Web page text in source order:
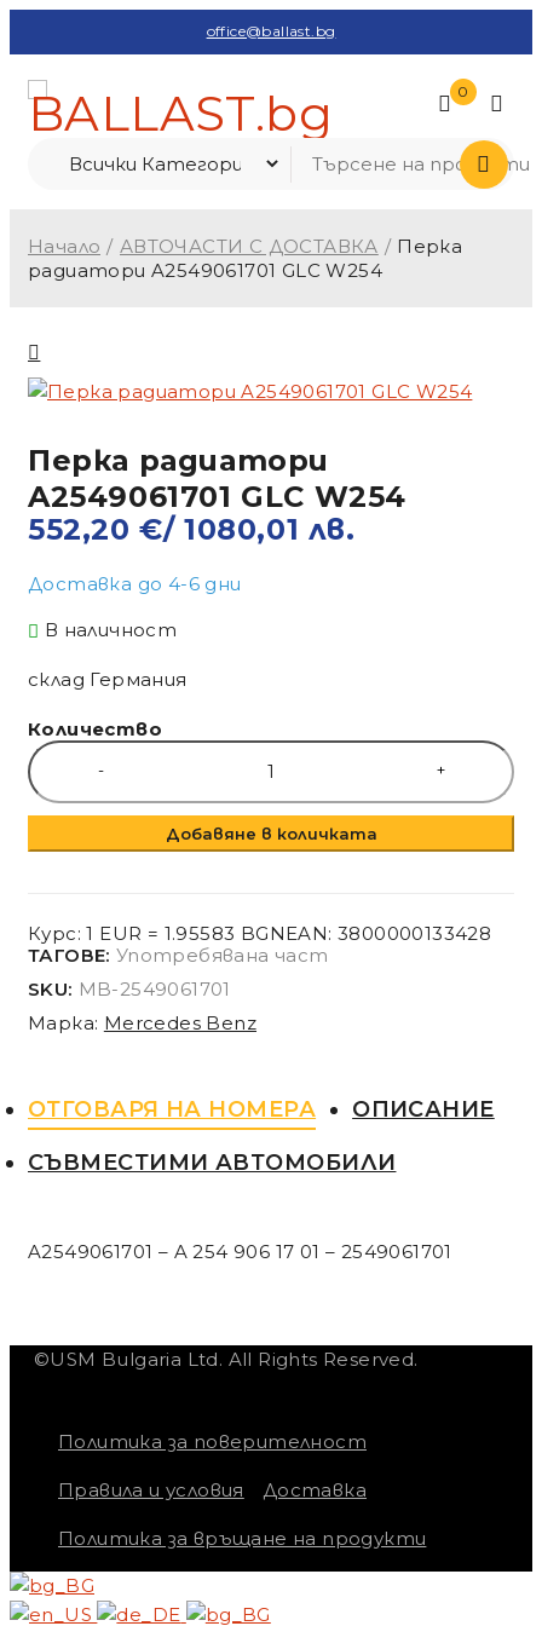
office@ballast.bg
0
Начало / АВТОЧАСТИ С ДОСТАВКА / Перка
радиатори A2549061701 GLC W254
Перка радиатори
A2549061701 GLC W254
552,20€/ 1080,01 лв.
Доставка до 4-6 дни
В наличност
склад Германия
Количество
Добавяне в количката
Курс: 1 EUR = 1.95583 BGNEAN: 3800000133428
ТАГОВЕ: Употребявана част
SKU: MB-2549061701
Марка: Mercedes Benz
ОТГОВАРЯ НА НОМЕРА
ОПИСАНИЕ
СЪВМЕСТИМИ АВТОМОБИЛИ
A2549061701 – A 254 906 17 01 – 2549061701
©USM Bulgaria Ltd. All Rights Reserved.
Политика за поверителност
Правила и условия Доставка
Политика за връщане на продукти